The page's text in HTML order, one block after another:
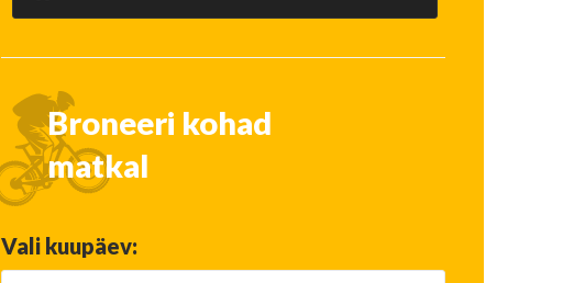
Broneeri kohad
matkal
Vali kuupäev: